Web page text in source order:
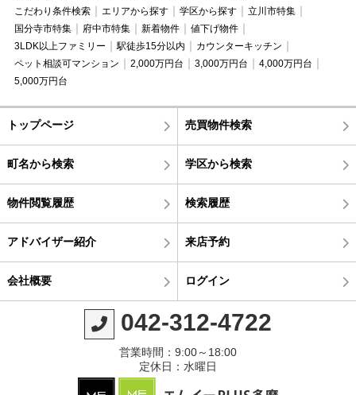
こだわり条件検索
エリアから探す 学区から探す
立川市特集
国分寺市特集
府中市特集 新着物件
値下げ物件
3LDK以上ファミリー
駅徒歩15分以内
カウンターキッチン
ペット相談可マンション
2,000万円台 3,000万円台
4,000万円台
5,000万円台
トップページ 売買物件検索
町名から検索 学区から検索
物件閲覧履歴 検索履歴
アドバイザー紹介 来店予約
会社概要 ログイン
042-312-4722
営業時間：9:00～18:00
定休日：水曜日